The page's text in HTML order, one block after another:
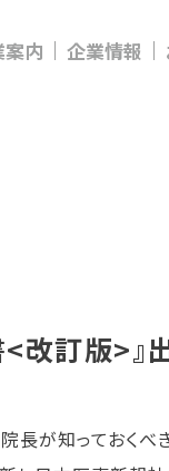
案内 企業情報
改訂版>』
長が知っておくべ